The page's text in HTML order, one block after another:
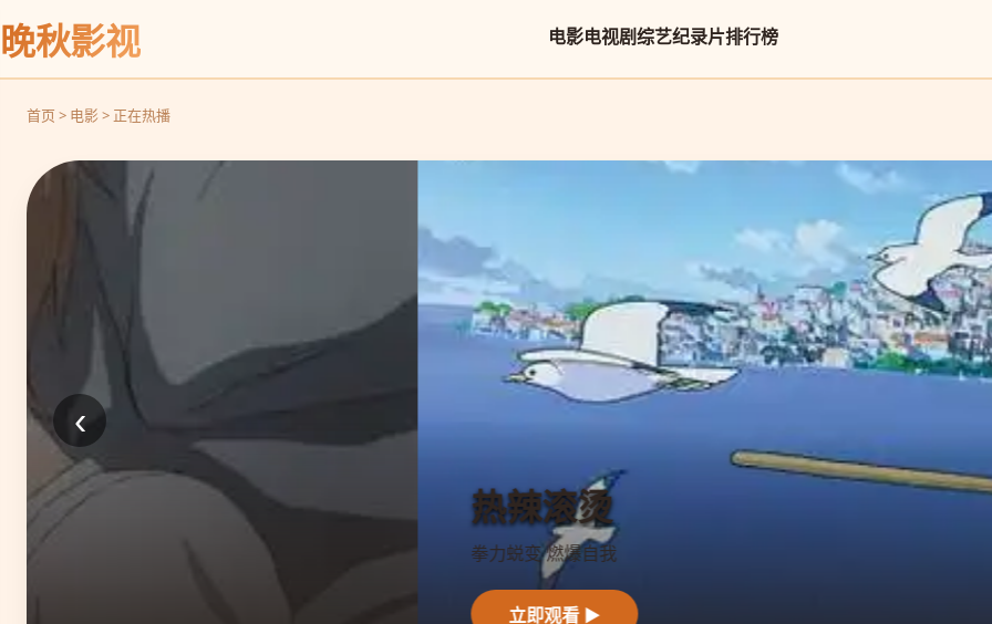
晚秋影视 电影电视剧综艺纪录片排行榜
首页 > 电影 > 正在热播
热辣滚烫
‹